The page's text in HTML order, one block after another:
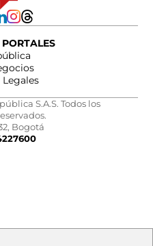
S.A.S. Todos los
Bogotá